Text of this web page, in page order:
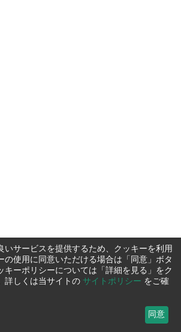
いサービスを提供するため、クッキーを利用
の使用に同意いただける場合は「同意」ボタ
キーポリシーについては「詳細を見る」をク
詳しくは当サイトの サイトポリシー をご確
同意